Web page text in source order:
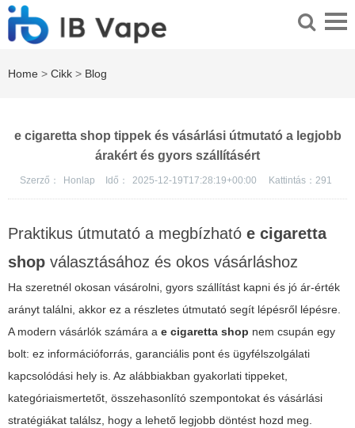
Home > Cikk > Blog
e cigaretta shop tippek és vásárlási útmutató a legjobb
árakért és gyors szállításért
Szerző： Honlap Idő： 2025-12-19T17:28:19+00:00 Kattintás： 291
Praktikus útmutató a megbízható e cigaretta
shop választásához és okos vásárláshoz
Ha szeretnél okosan vásárolni, gyors szállítást kapni és jó ár-érték
arányt találni, akkor ez a részletes útmutató segít lépésről lépésre.
A modern vásárlók számára a e cigaretta shop nem csupán egy
bolt: ez információforrás, garanciális pont és ügyfélszolgálati
kapcsolódási hely is. Az alábbiakban gyakorlati tippeket,
kategóriaismertetőt, összehasonlító szempontokat és vásárlási
stratégiákat találsz, hogy a lehető legjobb döntést hozd meg.